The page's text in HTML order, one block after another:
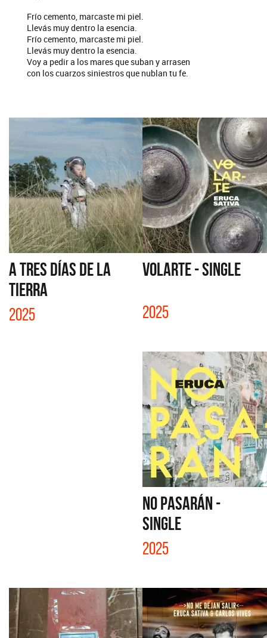
Frío cemento, marcaste mi piel.
Llevás muy dentro la esencia.
Frío cemento, marcaste mi piel.
Llevás muy dentro la esencia.
Voy a pedir a los mares que suban y arrasen
con los cuarzos siniestros que nublan tu fe.
A TRES DÍAS DE LA
TIERRA
2025
VOLARTE - SINGLE
2025
NO PASARÁN -
SINGLE
2025